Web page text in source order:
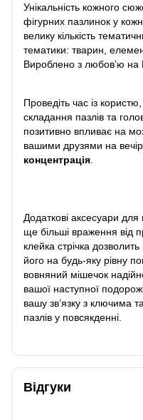
Унікальність кожного
фігурних пазлинок у
велику кількість
тематики: тварин,
Вироблено з любов’ю на
Проведіть час із
складання пазлів та
позитивно впливає на
вашими друзями на вечір
концентрація
Додаткові аксесуари
ще більші враження від
клейка стрічка
його на будь-яку рівну
вовняний мішечок
вашої наступної
вашу зв’язку з ключима
пазлів у повсякденні.
Відгуки